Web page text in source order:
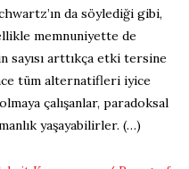
da söylediği gibi,
memnuniyette de
sayısı arttıkça etki tersine
tüm alternatifleri iyice
çalışanlar, paradoksal
yaşayabilirler. (…)